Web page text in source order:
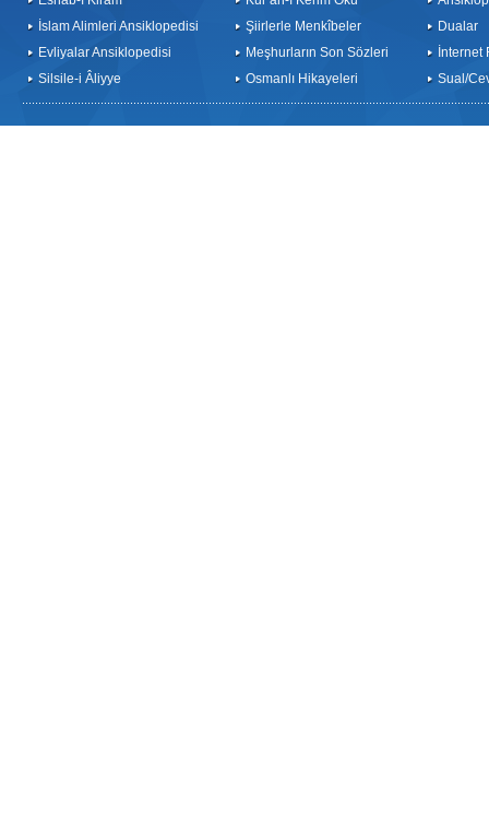
İslam Alimleri Ansiklopedisi
Evliyalar Ansiklopedisi
Silsile-i Âliyye
Şiirlerle Menkîbeler
Meşhurların Son Sözleri
Osmanlı Hikayeleri
Dualar
İnternet
Sual/